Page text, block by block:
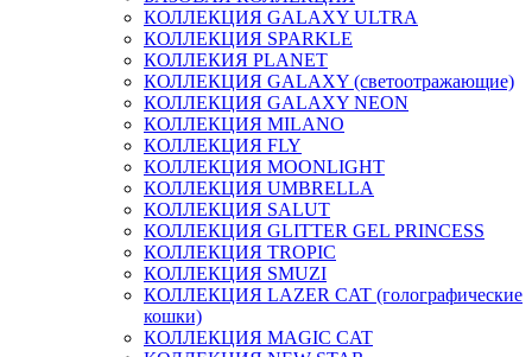
КОЛЛЕКЦИЯ GALAXY ULTRA
КОЛЛЕКЦИЯ SPARKLE
КОЛЛЕКИЯ PLANET
КОЛЛЕКЦИЯ GALAXY (светоотражающие)
КОЛЛЕКЦИЯ GALAXY NEON
КОЛЛЕКЦИЯ MILANO
КОЛЛЕКЦИЯ FLY
КОЛЛЕКЦИЯ MOONLIGHT
КОЛЛЕКЦИЯ UMBRELLA
КОЛЛЕКЦИЯ SALUT
КОЛЛЕКЦИЯ GLITTER GEL PRINCESS
КОЛЛЕКЦИЯ TROPIC
КОЛЛЕКЦИЯ SMUZI
КОЛЛЕКЦИЯ LAZER CAT (голографические
кошки)
КОЛЛЕКЦИЯ MAGIC CAT